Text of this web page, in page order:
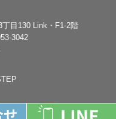
目130 Link・F1-2階
3042